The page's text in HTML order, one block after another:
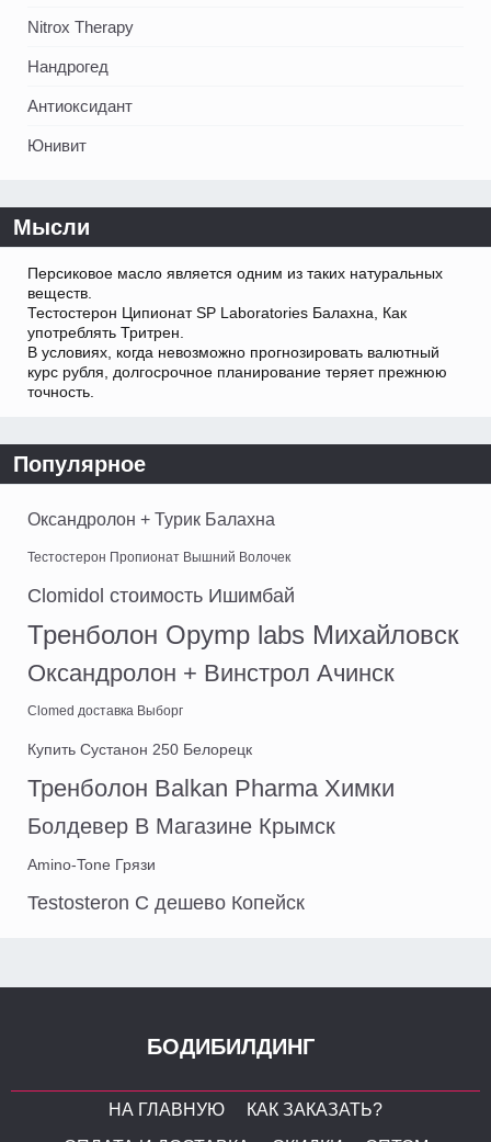
Nitrox Therapy
Нандрогед
Антиоксидант
Юнивит
Мысли
Персиковое масло является одним из таких натуральных
веществ.
Тестостерон Ципионат SP Laboratories Балахна, Как
употреблять Тритрен.
В условиях, когда невозможно прогнозировать валютный
курс рубля, долгосрочное планирование теряет прежнюю
точность.
Популярное
Оксандролон + Турик Балахна
Тестостерон Пропионат Вышний Волочек
Clomidol стоимость Ишимбай
Тренболон Opymp labs Михайловск
Оксандролон + Винстрол Ачинск
Clomed доставка Выборг
Купить Сустанон 250 Белорецк
Тренболон Balkan Pharma Химки
Болдевер В Магазине Крымск
Amino-Tone Грязи
Testosteron C дешево Копейск
БОДИБИЛДИНГ
НА ГЛАВНУЮ
КАК ЗАКАЗАТЬ?